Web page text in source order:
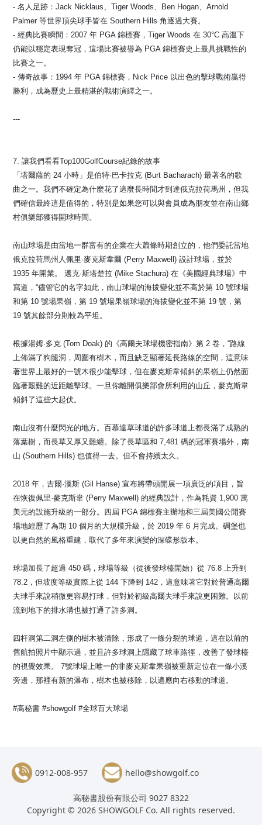
- 名人足跡：Jack Nicklaus、Tiger Woods、Ben Hogan、Arnold
Palmer 等世界頂尖球手皆在 Southern Hills 角逐過大賽。
- 經典比賽瞬間：2007 年 PGA 錦標賽，Tiger Woods 在 30°C 高溫下
仍能以穩定表現奪冠，這場比賽被譽為 PGA 錦標賽史上最具挑戰性的
比賽之一。
- 傳奇故事：1994 年 PGA 錦標賽，Nick Price 以出色的擊球戰術贏得
勝利，成為歷史上最精湛的戰術演繹之一。
---
7. 讓我們看看Top100GolfCourse紀錄的故事
「塔爾薩的 24 小時」是伯特·巴卡拉克 (Burt Bacharach) 最著名的歌
曲之一。我們不確定為什麼花了這麼長時間才到達俄克拉荷馬州，但我
們確信最終這是值得的，特別是如果您可以與會員成為朋友並在南山鄉
村俱樂部獲得開球時間。
南山球場是由當地一群富有的企業在大蕭條時期創立的，他們委託當地
俄克拉荷馬州人佩里·麥克斯韋爾 (Perry Maxwell) 設計球場，並於
1935 年開業。 邁克·斯塔楚拉 (Mike Stachura) 在《美國經典球場》中
寫道，“儘管它的名字如此，南山球場的海拔變化並不高於第 10 號球場
和第 10 號場果嶺，第 19 號場果嶺球場的海拔變化並不第 19 號，第
19 號其餘部分則較為平坦。
根據湯姆·多克 (Tom Doak) 的《高爾夫球場機密指南》第 2 卷，“路線
上佈滿了狗腿洞，周圍有樹木，而且缺乏顯著延長路線的空間，這意味
著世界上最好的一號木很少能擊球，但在麥克斯韋傾斜的果嶺上仍然面
臨著艱難的近距離擊球。一旦你離開俱樂部會所利用的山丘，麥克斯韋
傾斜了這些大起伏。
南山沒有什麼閃光的地方。百慕達草球道的許多球道上都長滿了成熟的
落葉樹，而長草又厚又難纏。除了長草區和 7,481 碼的冠軍賽場外，南
山 (Southern Hills) 也值得一去。但不會持續太久。
2018 年，吉爾·漢斯 (Gil Hanse) 宣布將帶頭開展一項廣泛的項目，旨
在恢復佩里·麥克斯韋 (Perry Maxwell) 的經典設計，作為耗資 1,900 萬
美元的設施升級的一部分。四屆 PGA 錦標賽主辦地和三屆美國公開賽
場地經歷了為期 10 個月的大規模升級，於 2019 年 6 月完成。碉堡也
以更自然的風格重建，取代了多年來演變的深碟形版本。
球場加長了超過 450 碼，球場等級（從後發球檯開始）從 76.8 上升到
78.2，但坡度等級實際上從 144 下降到 142，這意味著它對於普通高爾
夫球手來說稍微更容易打球，但對於初級高爾夫球手來說更困難。以前
流到地下的排水溝也被打通了許多洞。
四杆洞第二洞左側的樹木被清除，形成了一條分裂的球道，這在以前的
舊航拍照片中顯示過，並且許多球洞上隱藏了球車路徑，改善了發球檯
的視覺效果。 7號球場上唯一的非麥克斯韋果嶺被重新定位在一條小溪
旁邊，那裡有新的瀑布，樹木也被移除，以適應向右移動的球道。
#高秘書 #showgolf #全球百大球場
0912-008-957 hello@showgolf.co
高秘書股份有限公司 9027 8322
Copyright © 2026 SHOWGOLF Co. All rights reserved.